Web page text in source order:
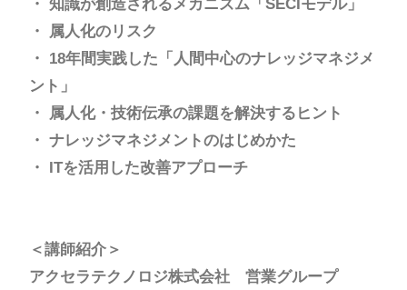
・ 知識が創造されるメカニズム「SECIモデル」
・
属人化のリスク
・
18年間実践した「人間中心のナレッジマネジメ
ント」
・
属人化・技術伝承の課題を解決するヒント
・ ナレッジマネジメントのはじめかた
・
ITを活用した改善アプローチ
＜講師紹介＞
アクセラテクノロジ株式会社 営業グループ